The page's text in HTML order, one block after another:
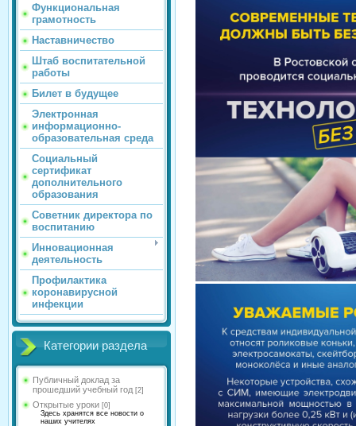
Функциональная
грамотность
Наставничество
Штаб воспитательной
работы
Билет в будущее
Электронная
информационно-
образовательная среда
Социальный
сертификат
дополнительного
образования
Советник директора по
воспитанию
Инновационная
деятельность
Профилактика
коронавирусной
инфекции
Категории раздела
Публичный доклад за
прошедший учебный год [2]
Открытые уроки [0]
Здесь хранятся все новости о
наших учителях